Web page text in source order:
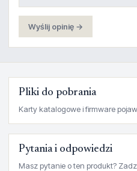
Wyślij opinię →
Pliki do pobrania
Karty katalogowe i firmware
Pytania i odpowiedzi
Masz pytanie o ten produkt?